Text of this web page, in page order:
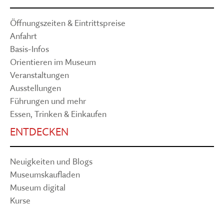
Öffnungszeiten & Eintrittspreise
Anfahrt
Basis-Infos
Orientieren im Museum
Veranstaltungen
Ausstellungen
Führungen und mehr
Essen, Trinken & Einkaufen
ENTDECKEN
Neuigkeiten und Blogs
Museumskaufladen
Museum digital
Kurse